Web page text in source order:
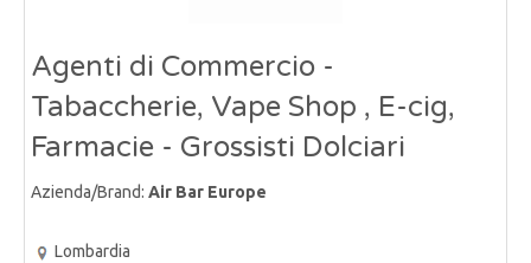
Agenti di Commercio -
Tabaccherie, Vape Shop , E-cig,
Farmacie - Grossisti Dolciari
Azienda/Brand: Air Bar Europe
Lombardia